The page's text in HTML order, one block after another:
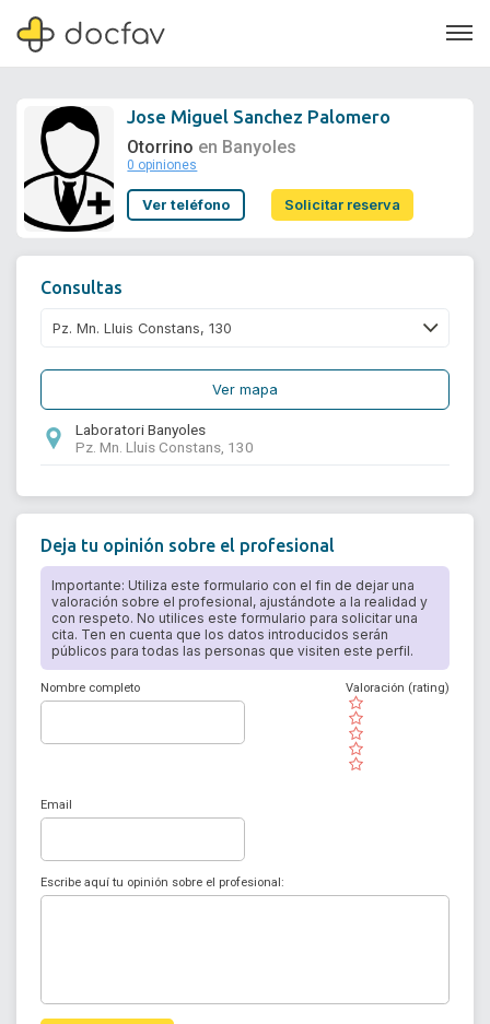
Soporte
Jose Miguel Sanchez Palomero
Otorrino en Banyoles
0 opiniones
Ver teléfono Solicitar reserva
Consultas
Ver mapa
Laboratori Banyoles
Pz. Mn. Lluis Constans, 130
Deja tu opinión sobre el profesional
Importante: Utiliza este formulario con el fin de dejar una
valoración sobre el profesional, ajustándote a la realidad y
con respeto. No utilices este formulario para solicitar una
cita. Ten en cuenta que los datos introducidos serán
públicos para todas las personas que visiten este perfil.
Nombre completo
( )
( )
( )
( )
( )
Valoración (rating)
Email
Escribe aquí tu opinión sobre el profesional: